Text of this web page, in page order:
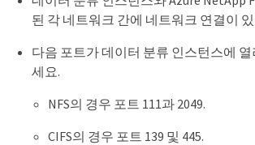
된 각 네트워크 간에 네트워크 연결이
다음 포트가 데이터 분류 인스턴스에
세요.
NFS의 경우 포트 111과 2049.
CIFS의 경우 포트 139 및 445.